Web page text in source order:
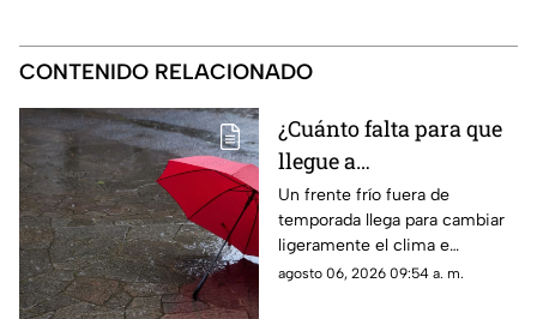
CONTENIDO RELACIONADO
¿Cuánto falta para que
llegue a
Aguascalientes? Frente
frío fuera de temporada
afectará en agosto 2026
Un frente frío fuera de
temporada llega para cambiar
ligeramente el clima e
incrementar las lluvias en
agosto 06, 2026 09:54 a. m.